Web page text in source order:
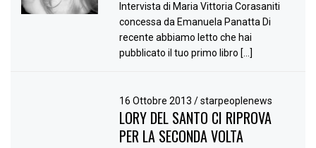
Intervista di Maria Vittoria Corasaniti
concessa da Emanuela Panatta Di
recente abbiamo letto che hai
pubblicato il tuo primo libro […]
16 Ottobre 2013/ starpeoplenews
LORY DEL SANTO CI RIPROVA
PER LA SECONDA VOLTA